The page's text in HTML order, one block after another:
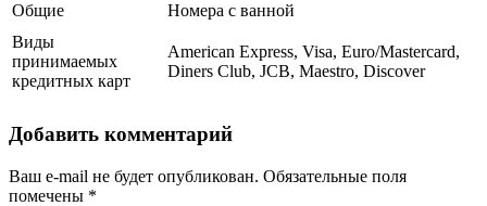
Общие
Номера с ванной
Виды
принимаемых
кредитных карт
American Express, Visa, Euro/Mastercard,
Diners Club, JCB, Maestro, Discover
Добавить комментарий
Ваш e-mail не будет опубликован. Обязательные поля
помечены *